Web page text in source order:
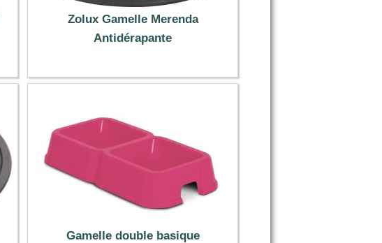
Zolux Gamelle Merenda
Antidérapante
5.99 €
Gamelle double basique